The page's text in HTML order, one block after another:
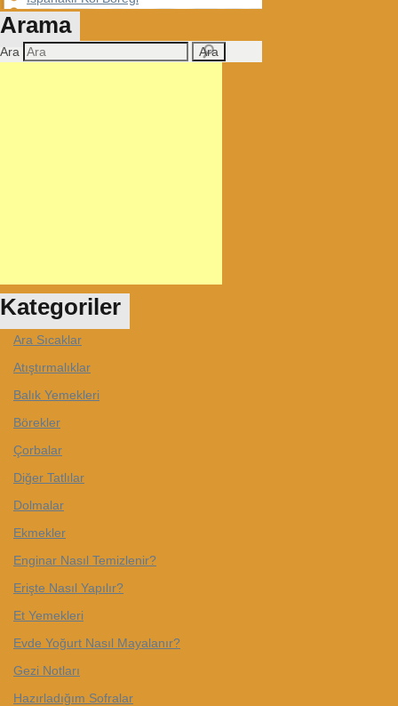
Arama
Ara
Kategoriler
Ara Sıcaklar
Atıştırmalıklar
Balık Yemekleri
Börekler
Çorbalar
Diğer Tatlılar
Dolmalar
Ekmekler
Enginar Nasıl Temizlenir?
Erişte Nasıl Yapılır?
Et Yemekleri
Evde Yoğurt Nasıl Mayalanır?
Gezi Notları
Hazırladığım Sofralar